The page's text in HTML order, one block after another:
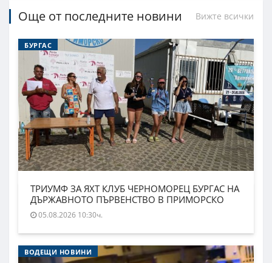
Още от последните новини Вижте всички
БУРГАС
ТРИУМФ ЗА ЯХТ КЛУБ ЧЕРНОМОРЕЦ БУРГАС НА
ДЪРЖАВНОТО ПЪРВЕНСТВО В ПРИМОРСКО
05.08.2026 10:30ч.
ВОДЕЩИ НОВИНИ